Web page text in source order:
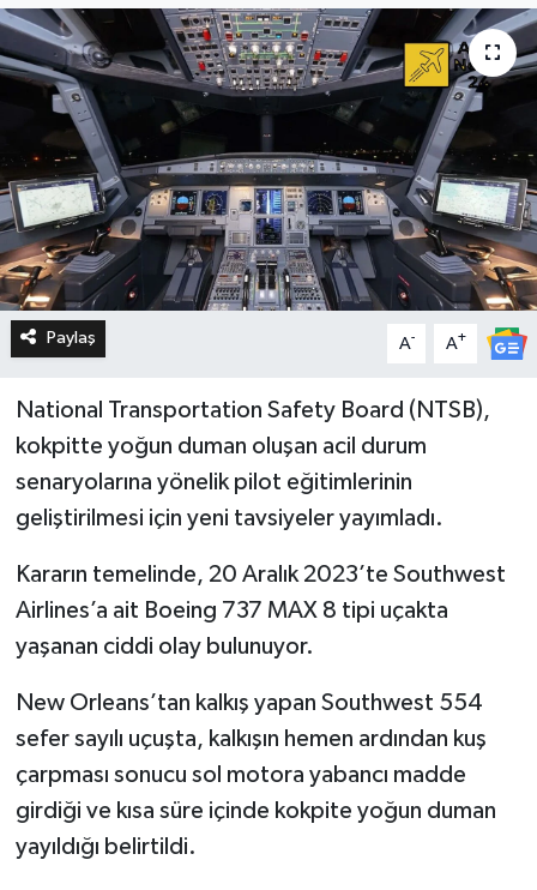
Paylaş A- A+
National Transportation Safety Board (NTSB),
kokpitte yoğun duman oluşan acil durum
senaryolarına yönelik pilot eğitimlerinin
geliştirilmesi için yeni tavsiyeler yayımladı.
Kararın temelinde, 20 Aralık 2023’te Southwest
Airlines’a ait Boeing 737 MAX 8 tipi uçakta
yaşanan ciddi olay bulunuyor.
New Orleans’tan kalkış yapan Southwest 554
sefer sayılı uçuşta, kalkışın hemen ardından kuş
çarpması sonucu sol motora yabancı madde
girdiği ve kısa süre içinde kokpite yoğun duman
yayıldığı belirtildi.